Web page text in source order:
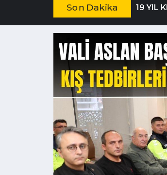
Son Dakika 19 YIL